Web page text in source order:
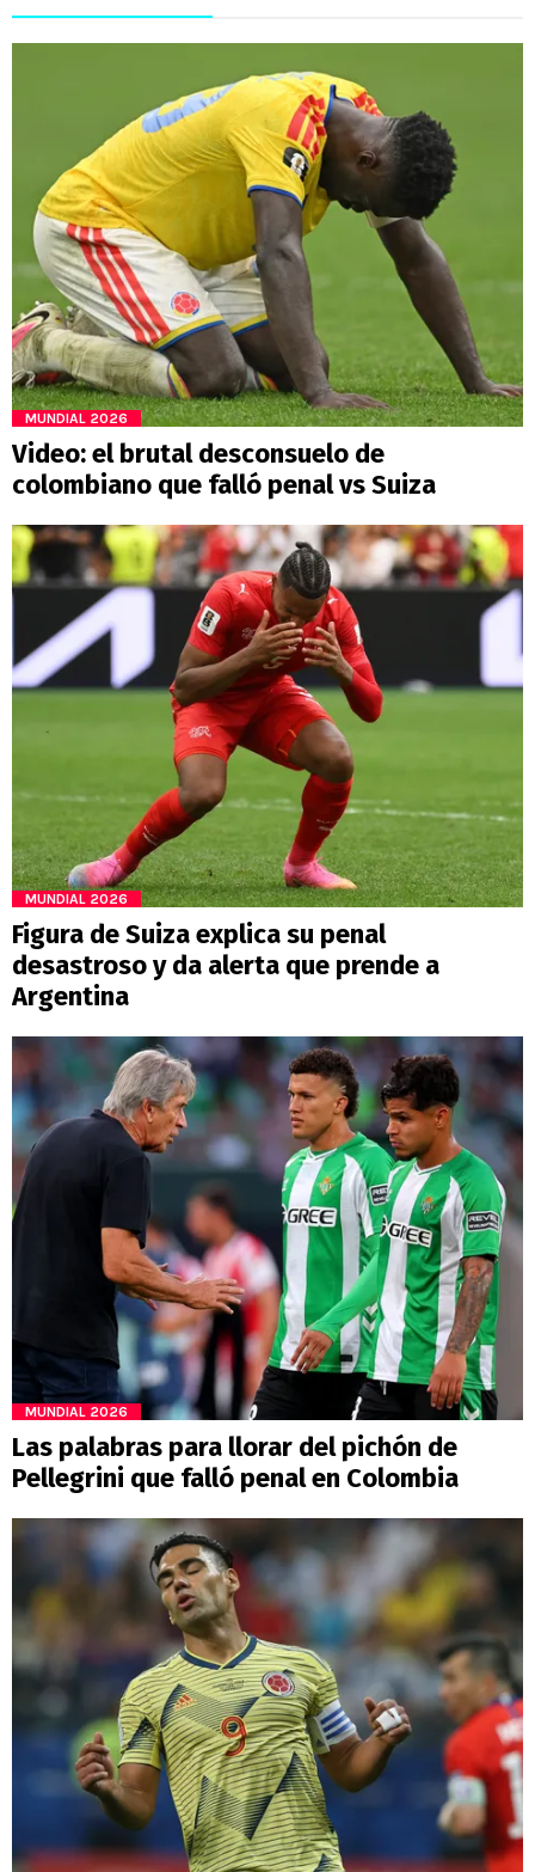
MUNDIAL 2026
Video: el brutal desconsuelo de
colombiano que falló penal vs Suiza
MUNDIAL 2026
Figura de Suiza explica su penal
desastroso y da alerta que prende a
Argentina
MUNDIAL 2026
Las palabras para llorar del pichón de
Pellegrini que falló penal en Colombia